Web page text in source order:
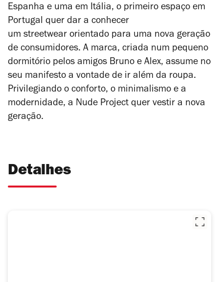
Espanha e uma em Itália, o primeiro espaço em
Portugal quer dar a conhecer
um streetwear orientado para uma nova geração
de consumidores. A marca, criada num pequeno
dormitório pelos amigos Bruno e Alex, assume no
seu manifesto a vontade de ir além da roupa.
Privilegiando o conforto, o minimalismo e a
modernidade, a Nude Project quer vestir a nova
geração.
Detalhes